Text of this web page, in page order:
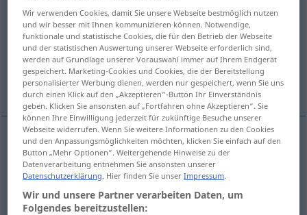
erleben
Übersicht aller Übersetzungen
(Für mehr Details die Übersetzung anklicken/antippen)
lifa, reyna
erleben
Wir verwenden Cookies, damit Sie unsere Webseite bestmöglich nutzen
und wir besser mit Ihnen kommunizieren können. Notwendige,
funktionale und statistische Cookies, die für den Betrieb der Webseite
und der statistischen Auswertung unserer Webseite erforderlich sind,
werden auf Grundlage unserer Vorauswahl immer auf Ihrem Endgerät
gespeichert. Marketing-Cookies und Cookies, die der Bereitstellung
personalisierter Werbung dienen, werden nur gespeichert, wenn Sie uns
durch einen Klick auf den „Akzeptieren“-Button Ihr Einverständnis
geben. Klicken Sie ansonsten auf „Fortfahren ohne Akzeptieren“. Sie
können Ihre Einwilligung jederzeit für zukünftige Besuche unserer
Webseite widerrufen. Wenn Sie weitere Informationen zu den Cookies
und den Anpassungsmöglichkeiten möchten, klicken Sie einfach auf den
Button „Mehr Optionen“. Weitergehende Hinweise zu der
Datenverarbeitung entnehmen Sie ansonsten unserer
Datenschutzerklärung. Hier finden Sie unserImpressum.
Wir und unsere Partner verarbeiten Daten, um
Folgendes bereitzustellen: